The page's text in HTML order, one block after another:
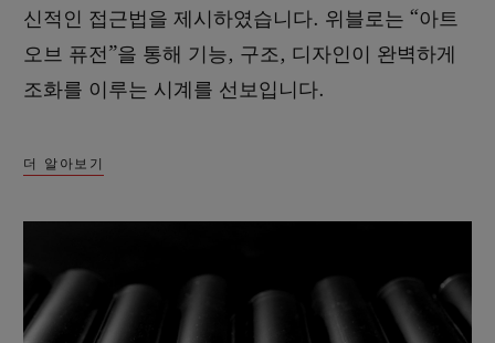
신적인 접근법을 제시하였습니다. 위블로는 “아트
오브 퓨전”을 통해 기능, 구조, 디자인이 완벽하게
조화를 이루는 시계를 선보입니다.
더 알아보기